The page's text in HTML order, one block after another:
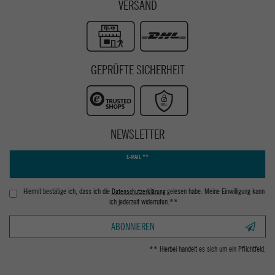
VERSAND
GEPRÜFTE SICHERHEIT
NEWSLETTER
E-MAIL **
Hiermit bestätige ich, dass ich die Daten­schutz­erklärunggelesen habe. Meine Einwilligung kann
ich jederzeit widerrufen.**
ABONNIEREN
** Hierbei handelt es sich um ein Pflichtfeld.